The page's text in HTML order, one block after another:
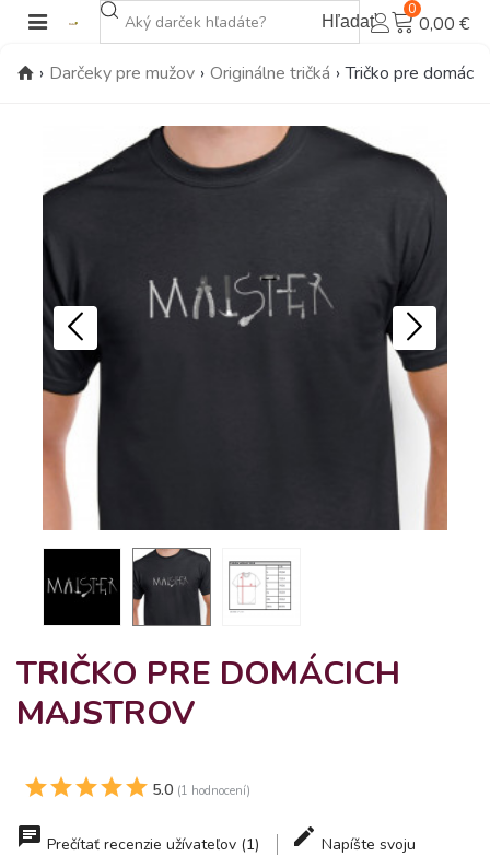
Hľadať
0
0,00 €
› Darčeky pre mužov › Originálne tričká › Tričko pre
TRIČKO PRE DOMÁCICH
MAJSTROV
5.0 (1 hodnocení)
Prečítať recenzie užívateľov (1)
Napíšte svoju